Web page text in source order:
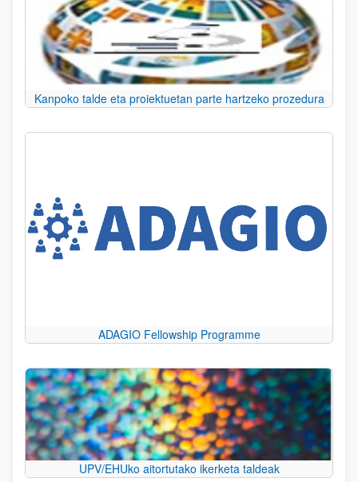
Kanpoko talde eta proiektuetan parte hartzeko prozedura
ADAGIO Fellowship Programme
UPV/EHUko aitortutako ikerketa taldeak